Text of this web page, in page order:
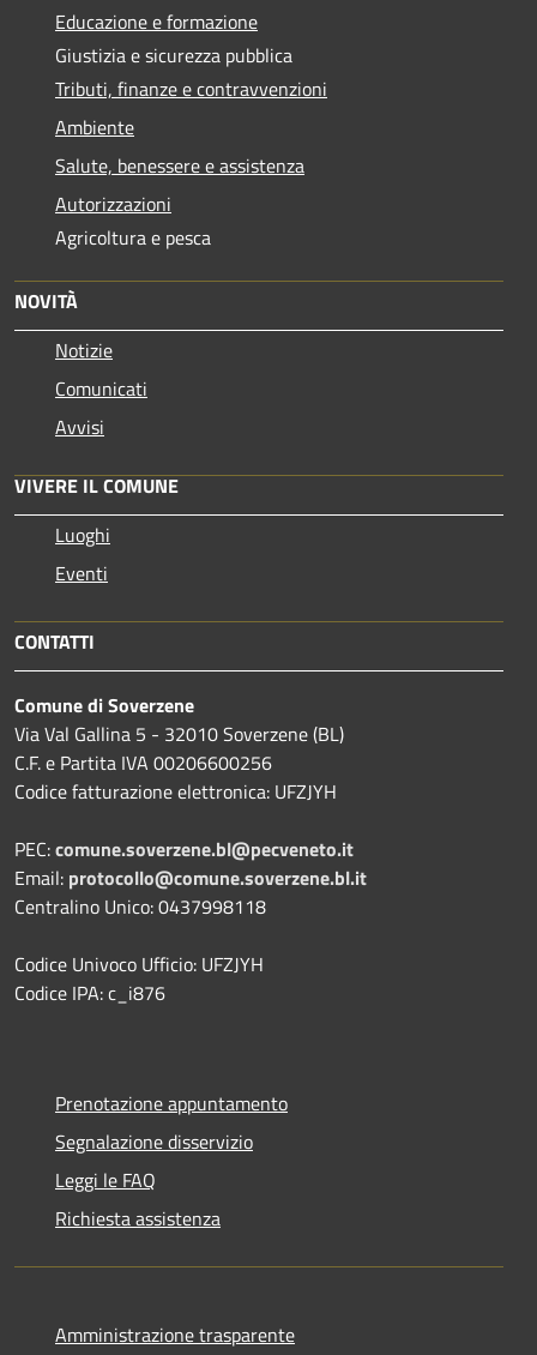
Educazione e formazione
Giustizia e sicurezza pubblica
Tributi, finanze e contravvenzioni
Ambiente
Salute, benessere e assistenza
Autorizzazioni
Agricoltura e pesca
NOVITÀ
Notizie
Comunicati
Avvisi
VIVERE IL COMUNE
Luoghi
Eventi
CONTATTI
Comune di Soverzene
Via Val Gallina 5 - 32010 Soverzene (BL)
C.F. e Partita IVA 00206600256
Codice fatturazione elettronica: UFZJYH
PEC:comune.soverzene.bl@pecveneto.it
Email: protocollo@comune.soverzene.bl.it
Centralino Unico: 0437998118
Codice Univoco Ufficio: UFZJYH
Codice IPA: c_i876
Prenotazione appuntamento
Segnalazione disservizio
Leggi le FAQ
Richiesta assistenza
Amministrazione trasparente